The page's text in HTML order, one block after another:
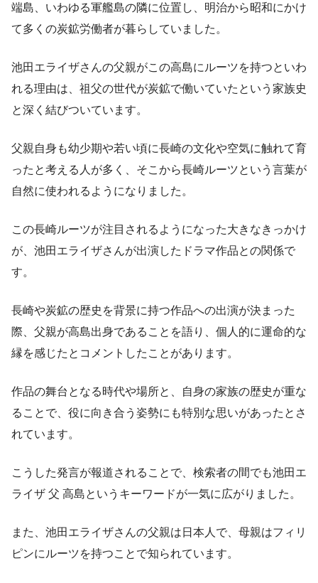
端島、いわゆる軍艦島の隣に位置し、明治から昭和にかけ
て多くの炭鉱労働者が暮らしていました。
池田エライザさんの父親がこの高島にルーツを持つといわ
れる理由は、祖父の世代が炭鉱で働いていたという家族史
と深く結びついています。
父親自身も幼少期や若い頃に長崎の文化や空気に触れて育
ったと考える人が多く、そこから長崎ルーツという言葉が
自然に使われるようになりました。
この長崎ルーツが注目されるようになった大きなきっかけ
が、池田エライザさんが出演したドラマ作品との関係で
す。
長崎や炭鉱の歴史を背景に持つ作品への出演が決まった
際、父親が高島出身であることを語り、個人的に運命的な
縁を感じたとコメントしたことがあります。
作品の舞台となる時代や場所と、自身の家族の歴史が重な
ることで、役に向き合う姿勢にも特別な思いがあったとさ
れています。
こうした発言が報道されることで、検索者の間でも池田エ
ライザ 父 高島というキーワードが一気に広がりました。
また、池田エライザさんの父親は日本人で、母親はフィリ
ピンにルーツを持つことで知られています。